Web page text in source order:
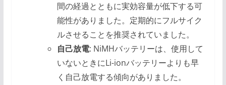
間の経過とともに実効容量が低下する可
能性がありました。定期的にフルサイク
ルさせることを推奨されていました。
自己放電: NiMHバッテリーは、使用して
いないときにLi-ionバッテリーよりも早
く自己放電する傾向がありました。